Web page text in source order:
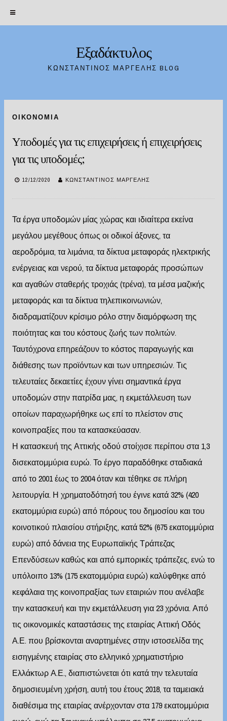
Εξαδάκτυλος
ΚΩΝΣΤΑΝΤΊΝΟΣ ΜΑΡΓΈΛΗΣ BLOG
ΟΙΚΟΝΟΜΊΑ
Υποδομές για τις επιχειρήσεις ή επιχειρήσεις
για τις υποδομές;
12/12/2020 ΚΩΝΣΤΑΝΤΊΝΟΣ ΜΑΡΓΈΛΗΣ
Τα έργα υποδομών μίας χώρας και ιδιαίτερα εκείνα
μεγάλου μεγέθους όπως οι οδικοί άξονες, τα
αεροδρόμια, τα λιμάνια, τα δίκτυα μεταφοράς ηλεκτρικής
ενέργειας και νερού, τα δίκτυα μεταφοράς προσώπων
και αγαθών σταθερής τροχιάς (τρένα), τα μέσα μαζικής
μεταφοράς και τα δίκτυα τηλεπικοινωνιών,
διαδραματίζουν κρίσιμο ρόλο στην διαμόρφωση της
ποιότητας και του κόστους ζωής των πολιτών.
Ταυτόχρονα επηρεάζουν το κόστος παραγωγής και
διάθεσης των προϊόντων και των υπηρεσιών. Τις
τελευταίες δεκαετίες έχουν γίνει σημαντικά έργα
υποδομών στην πατρίδα μας, η εκμετάλλευση των
οποίων παραχωρήθηκε ως επί το πλείστον στις
κοινοπραξίες που τα κατασκεύασαν.
Η κατασκευή της Αττικής οδού στοίχισε περίπου στα 1,3
δισεκατομμύρια ευρώ. Το έργο παραδόθηκε σταδιακά
από το 2001 έως το 2004 όταν και τέθηκε σε πλήρη
λειτουργία. Η χρηματοδότησή του έγινε κατά 32% (420
εκατομμύρια ευρώ) από πόρους του δημοσίου και του
κοινοτικού πλαισίου στήριξης, κατά 52% (675 εκατομμύρια
ευρώ) από δάνεια της Ευρωπαϊκής Τράπεζας
Επενδύσεων καθώς και από εμπορικές τράπεζες, ενώ το
υπόλοιπο 13% (175 εκατομμύρια ευρώ) καλύφθηκε από
κεφάλαια της κοινοπραξίας των εταιριών που ανέλαβε
την κατασκευή και την εκμετάλλευση για 23 χρόνια. Από
τις οικονομικές καταστάσεις της εταιρίας Αττική Οδός
Α.Ε. που βρίσκονται αναρτημένες στην ιστοσελίδα της
εισηγμένης εταιρίας στο ελληνικό χρηματιστήριο
Ελλάκτωρ Α.Ε., διαπιστώνεται ότι κατά την τελευταία
δημοσιευμένη χρήση, αυτή του έτους 2018, τα ταμειακά
διαθέσιμα της εταιρίας ανέρχονταν στα 179 εκατομμύρια